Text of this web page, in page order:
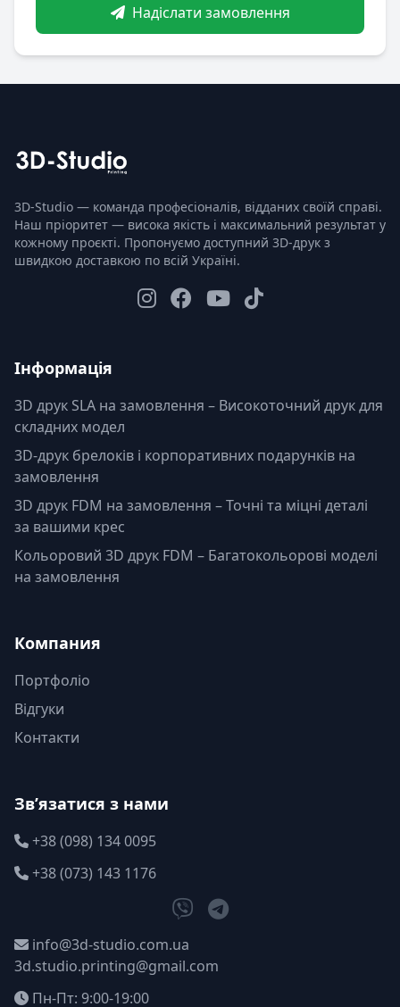
Надіслати замовлення
3D-Studio — команда професіоналів, відданих своїй справі.
Наш пріоритет — висока якість і максимальний результат у
кожному проєкті. Пропонуємо доступний 3D-друк з
швидкою доставкою по всій Україні.
Інформація
3D друк SLA на замовлення – Високоточний друк для
складних модел
3D-друк брелоків і корпоративних подарунків на
замовлення
3D друк FDM на замовлення – Точні та міцні деталі
за вашими крес
Кольоровий 3D друк FDM – Багатокольорові моделі
на замовлення
Компания
Портфоліо
Відгуки
Контакти
Зв’язатися з нами
+38 (098) 134 0095
+38 (073) 143 1176
info@3d-studio.com.ua
3d.studio.printing@gmail.com
Пн-Пт: 9:00-19:00